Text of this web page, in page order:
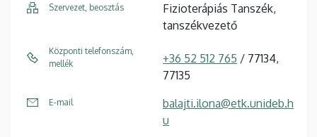
Szervezet, beosztás
Fizioterápiás Tanszék,
tanszékvezető
Központi telefonszám,
mellék
+36 52 512 765 / 77134,
77135
E-mail
balajti.ilona@etk.unideb.h
u